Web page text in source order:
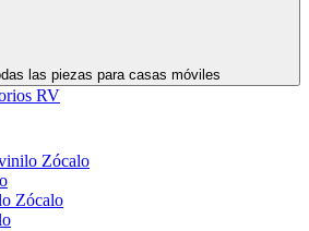
las piezas para casas móviles
RV
Zócalo
Zócalo